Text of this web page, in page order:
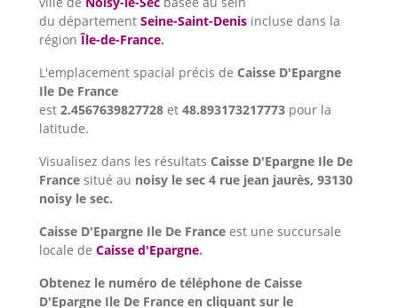
du département Seine-Saint-Denis incluse dans la
régionÎle-de-France.
L'emplacement spacial précis de Caisse D'Epargne
Ile De France
est 2.4567639827728 et 48.893173217773 pour la
latitude.
Visualisez dans les résultats Caisse D'Epargne Ile De
France situé au noisy le sec 4 rue jean jaurès, 93130
noisy le sec.
Caisse D'Epargne Ile De France est une succursale
locale de Caisse d'Epargne.
Obtenez le numéro de téléphone de Caisse
D'Epargne Ile De France en cliquant sur le